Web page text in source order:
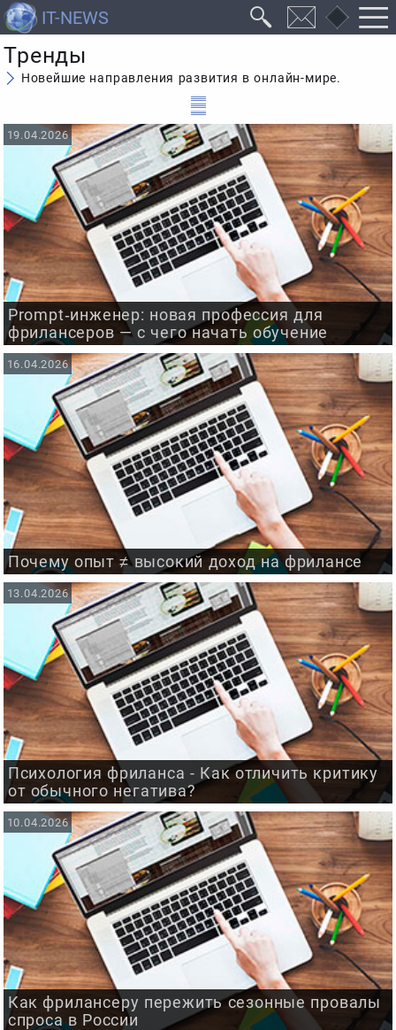
Тренды
Новейшие направления развития в онлайн-мире.
Prompt‑инженер: новая профессия для
фрилансеров — с чего начать обучение
19.04.2026
Почему опыт ≠ высокий доход на фрилансе
16.04.2026
Психология фриланса - Как отличить критику
от обычного негатива?
13.04.2026
Как фрилансеру пережить сезонные провалы
спроса в России
10.04.2026